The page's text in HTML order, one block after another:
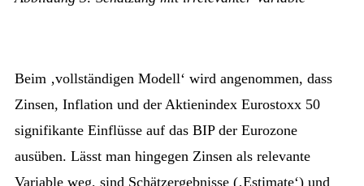
Beim ‚vollständigen Modell‘ wird angenommen, dass
Zinsen, Inflation und der Aktienindex Eurostoxx 50
signifikante Einflüsse auf das BIP der Eurozone
ausüben. Lässt man hingegen Zinsen als relevante
Variable weg, sind Schätzergebnisse (‚Estimate‘) und